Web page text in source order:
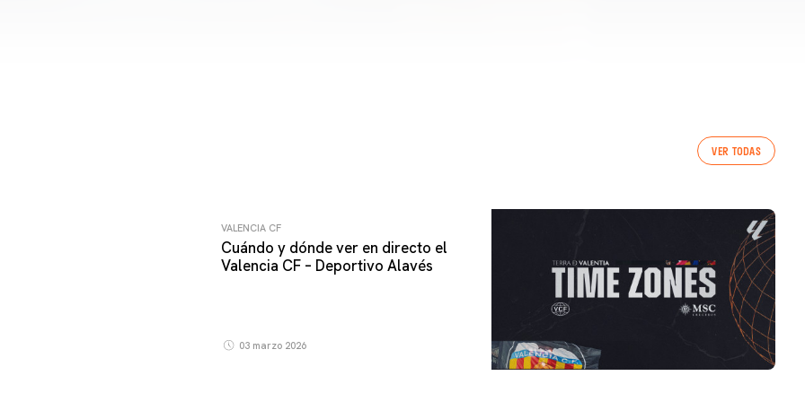
VER TODAS
VALENCIA CF
Cuándo y dónde ver en directo el
Valencia CF – Deportivo Alavés
03 marzo 2026